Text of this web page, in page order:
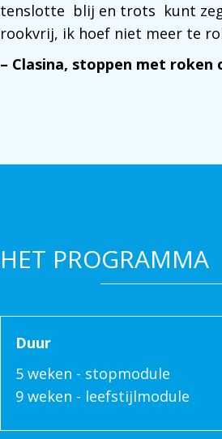
tenslotte blij en trots kunt
rookvrij, ik hoef niet meer te
– Clasina, stoppen met roken
HET PROGRAMMA
Duur
5 weken - stopmodule
9 weken - leefstijlmodule